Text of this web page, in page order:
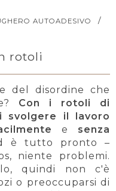
AUTOADESIVO /
rotoli
del disordine che
Con i rotoli di
svolgere il lavoro
e senza
è tutto pronto –
niente problemi.
quindi non c'è
o preoccuparsi di